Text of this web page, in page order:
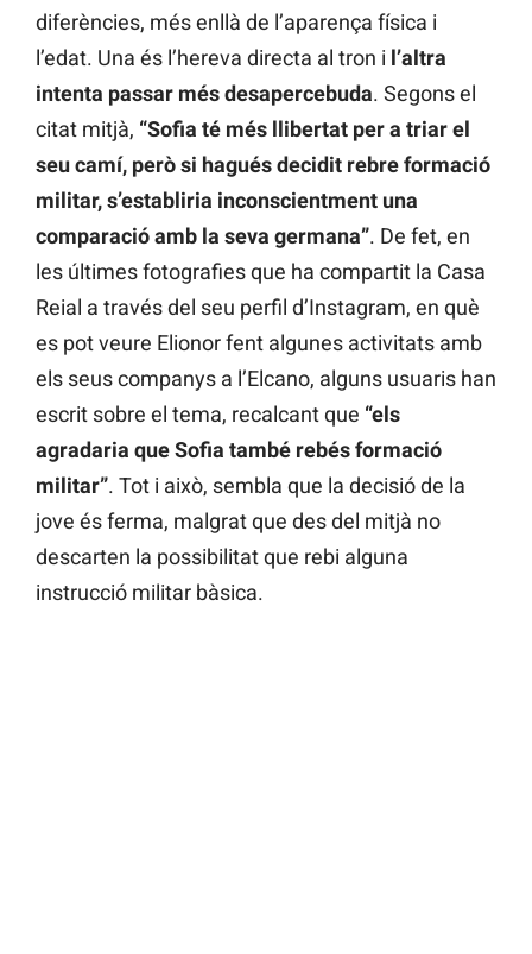
diferències, més enllà de l’aparença física i
l’edat. Una és l’hereva directa al tron i l’altra
intenta passar més desapercebuda. Segons el
citat mitjà, “Sofia té més llibertat per a triar el
seu camí, però si hagués decidit rebre formació
militar, s’establiria inconscientment una
comparació amb la seva germana”. De fet, en
les últimes fotografies que ha compartit la Casa
Reial a través del seu perfil d’Instagram, en què
es pot veure Elionor fent algunes activitats amb
els seus companys a l’Elcano, alguns usuaris han
escrit sobre el tema, recalcant que “els
agradaria que Sofia també rebés formació
militar”. Tot i això, sembla que la decisió de la
jove és ferma, malgrat que des del mitjà no
descarten la possibilitat que rebi alguna
instrucció militar bàsica.